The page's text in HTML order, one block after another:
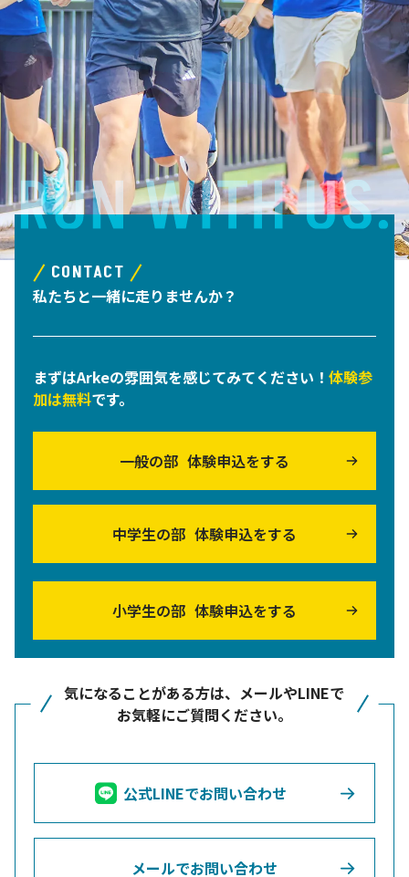
CONTACT
私たちと一緒に走りませんか？
まずはArkeの雰囲気を感じてみてください！ 体験参
加は無料です。
一般の部 体験申込をする
中学生の部 体験申込をする
小学生の部 体験申込をする
気になることがある方は、メールやLINEで
お気軽にご質問ください。
公式LINEでお問い合わせ
メールでお問い合わせ